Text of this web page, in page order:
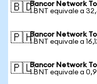
🇧🇩Bancor Network
1 BNT equivale a
🇵🇭Bancor Network
1 BNT equivale a
🇵🇱Bancor Network
1 BNT equivale a